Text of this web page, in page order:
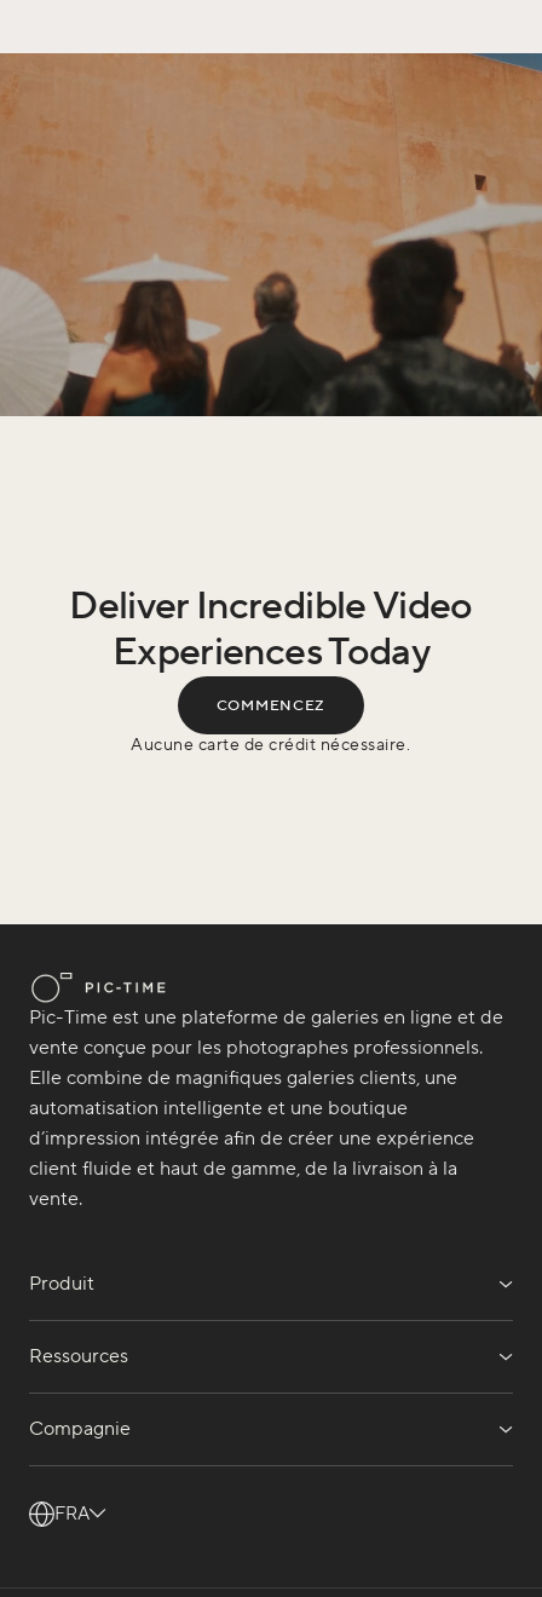
Deliver Incredible Video
Experiences Today
COMMENCEZ
Aucune carte de crédit nécessaire.
Pic-Time est une plateforme de galeries en ligne et de
vente conçue pour les photographes professionnels.
Elle combine de magnifiques galeries clients, une
automatisation intelligente et une boutique
d’impression intégrée afin de créer une expérience
client fluide et haut de gamme, de la livraison à la
vente.
Produit
Ressources
Compagnie
FRA